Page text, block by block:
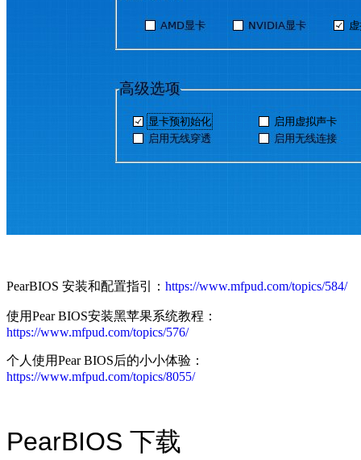
PearBIOS 安装和配置指引： https://www.mfpud.com/topics/584/
使用Pear BIOS安装黑苹果系统教程：
https://www.mfpud.com/topics/576/
个人使用Pear BIOS后的小小体验：
https://www.mfpud.com/topics/8055/
PearBIOS 下载